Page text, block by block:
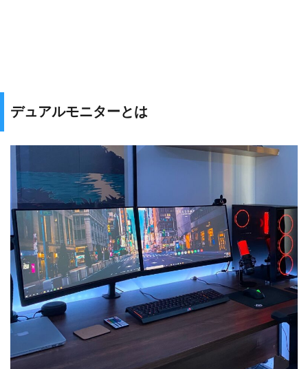
デュアルモニターとは